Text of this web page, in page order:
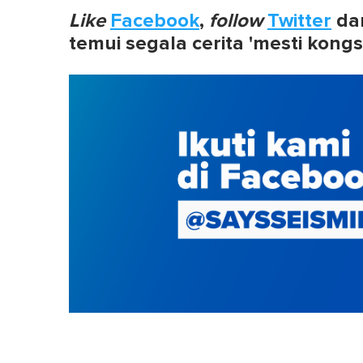
Like Facebook, follow Twitter
temui segala cerita 'mesti